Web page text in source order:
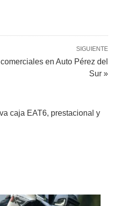
SIGUIENTE
en Auto Pérez del
Sur »
caja EAT6, prestacional y